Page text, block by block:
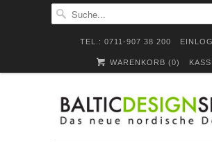
TEL.: 0711-907 38 200
WARENKORB (0)